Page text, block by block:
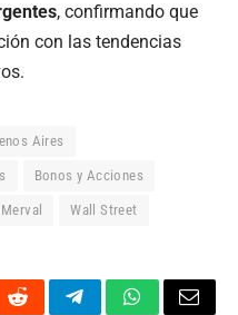
, confirmando que
con las tendencias
Aires
Bonos y Acciones
Merval Wall Street